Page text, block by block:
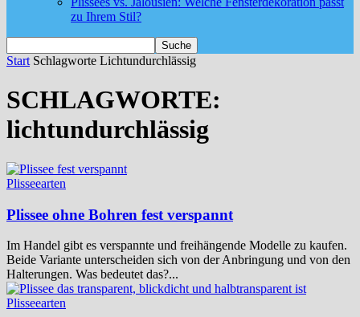
zu Ihrem Stil?
Start Schlagworte Lichtundurchlässig
SCHLAGWORTE:
lichtundurchlässig
Plisseearten
Plissee ohne Bohren fest verspannt
Im Handel gibt es verspannte und freihängende Modelle zu kaufen.
Beide Variante unterscheiden sich von der Anbringung und von den
Halterungen. Was bedeutet das?...
Plisseearten